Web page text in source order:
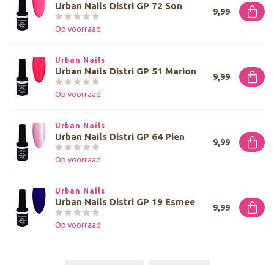
Urban Nails Distri GP 72 Son
Op voorraad
9,99
Urban Nails
Urban Nails Distri GP 51 Marion
Op voorraad
9,99
Urban Nails
Urban Nails Distri GP 64 Pien
Op voorraad
9,99
Urban Nails
Urban Nails Distri GP 19 Esmee
Op voorraad
9,99